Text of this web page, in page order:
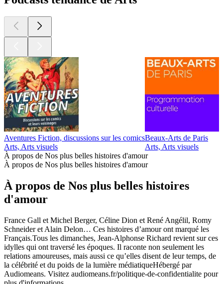
Aventures Fiction, discussions sur les comics
Arts, Arts visuels
Beaux-Arts de Paris
Arts, Arts visuels
À propos de Nos plus belles histoires d'amour
À propos de Nos plus belles histoires d'amour
À propos de Nos plus belles histoires
d'amour
France Gall et Michel Berger, Céline Dion et René Angélil, Romy
Schneider et Alain Delon… Ces histoires d’amour ont marqué les
Français.Tous les dimanches, Jean-Alphonse Richard revient sur ces
idylles qui ont traversé les époques. Il raconte non seulement les
relations amoureuses, mais aussi ce qu’elles disent de leur temps, de
la célébrité et du poids de la lumière médiatiqueHébergé par
Audiomeans. Visitez audiomeans.fr/politique-de-confidentialite pour